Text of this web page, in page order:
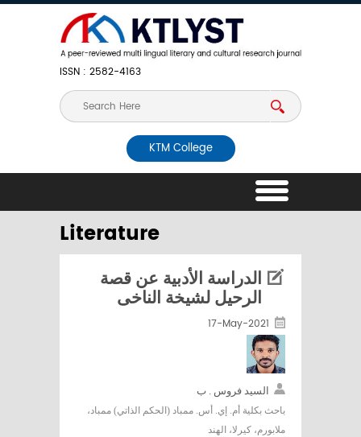
ISSN : 2582-4163
KTM College
Literature
الدراسة الأدبية عن قصة
الرحيل لشيخة الناخى
17-May-2021
السيد فروس . ب
باحث بكلية أم. إي. أس. ممباد (الحكم الذاتي) ممباد،
ملابورم، كيرلا، الهند